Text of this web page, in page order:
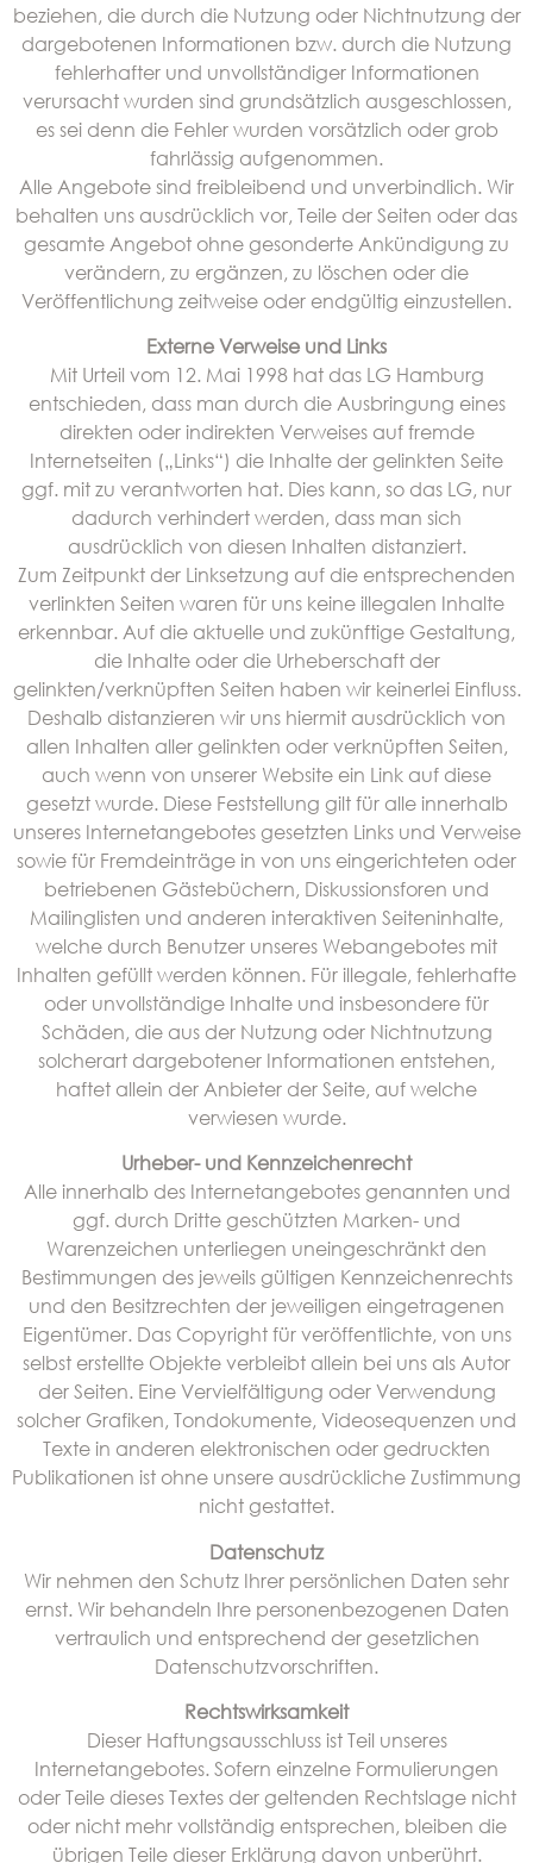
beziehen, die durch die Nutzung oder Nichtnutzung der
dargebotenen Informationen bzw. durch die Nutzung
fehlerhafter und unvollständiger Informationen
verursacht wurden sind grundsätzlich ausgeschlossen,
es sei denn die Fehler wurden vorsätzlich oder grob
fahrlässig aufgenommen.
Alle Angebote sind freibleibend und unverbindlich. Wir
behalten uns ausdrücklich vor, Teile der Seiten oder das
gesamte Angebot ohne gesonderte Ankündigung zu
verändern, zu ergänzen, zu löschen oder die
Veröffentlichung zeitweise oder endgültig einzustellen.
Externe Verweise und Links
Mit Urteil vom 12. Mai 1998 hat das LG Hamburg
entschieden, dass man durch die Ausbringung eines
direkten oder indirekten Verweises auf fremde
Internetseiten („Links“) die Inhalte der gelinkten Seite
ggf. mit zu verantworten hat. Dies kann, so das LG, nur
dadurch verhindert werden, dass man sich
ausdrücklich von diesen Inhalten distanziert.
Zum Zeitpunkt der Linksetzung auf die entsprechenden
verlinkten Seiten waren für uns keine illegalen Inhalte
erkennbar. Auf die aktuelle und zukünftige Gestaltung,
die Inhalte oder die Urheberschaft der
gelinkten/verknüpften Seiten haben wir keinerlei Einfluss.
Deshalb distanzieren wir uns hiermit ausdrücklich von
allen Inhalten aller gelinkten oder verknüpften Seiten,
auch wenn von unserer Website ein Link auf diese
gesetzt wurde. Diese Feststellung gilt für alle innerhalb
unseres Internetangebotes gesetzten Links und Verweise
sowie für Fremdeinträge in von uns eingerichteten oder
betriebenen Gästebüchern, Diskussionsforen und
Mailinglisten und anderen interaktiven Seiteninhalte,
welche durch Benutzer unseres Webangebotes mit
Inhalten gefüllt werden können. Für illegale, fehlerhafte
oder unvollständige Inhalte und insbesondere für
Schäden, die aus der Nutzung oder Nichtnutzung
solcherart dargebotener Informationen entstehen,
haftet allein der Anbieter der Seite, auf welche
verwiesen wurde.
Urheber- und Kennzeichenrecht
Alle innerhalb des Internetangebotes genannten und
ggf. durch Dritte geschützten Marken- und
Warenzeichen unterliegen uneingeschränkt den
Bestimmungen des jeweils gültigen Kennzeichenrechts
und den Besitzrechten der jeweiligen eingetragenen
Eigentümer. Das Copyright für veröffentlichte, von uns
selbst erstellte Objekte verbleibt allein bei uns als Autor
der Seiten. Eine Vervielfältigung oder Verwendung
solcher Grafiken, Tondokumente, Videosequenzen und
Texte in anderen elektronischen oder gedruckten
Publikationen ist ohne unsere ausdrückliche Zustimmung
nicht gestattet.
Datenschutz
Wir nehmen den Schutz Ihrer persönlichen Daten sehr
ernst. Wir behandeln Ihre personenbezogenen Daten
vertraulich und entsprechend der gesetzlichen
Datenschutzvorschriften.
Rechtswirksamkeit
Dieser Haftungsausschluss ist Teil unseres
Internetangebotes. Sofern einzelne Formulierungen
oder Teile dieses Textes der geltenden Rechtslage nicht
oder nicht mehr vollständig entsprechen, bleiben die
übrigen Teile dieser Erklärung davon unberührt.